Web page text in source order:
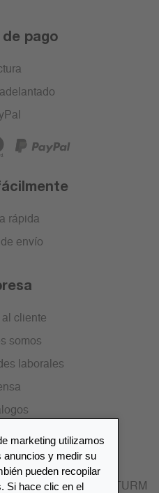
pago
rápida
envío
cliente
somos
laborales
cercano LEUCHTTURM
marketing utilizamos
anuncios y medir su
pueden recopilar
Si hace clic en el